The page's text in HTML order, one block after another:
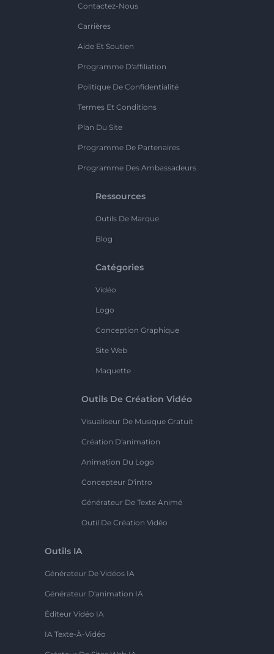
Contactez-Nous
Carrières
Aide Et Soutien
Programme D'affiliation
Politique De Confidentialité
Termes Et Conditions
Plan Du Site
Programme De Partenaires
Programme Des Ambassadeurs
Ressources
Outils De Marque
Blog
Catégories
Vidéo
Logo
Conception Graphique
Site Web
Maquette
Outils De Création Vidéo
Visualiseur De Musique Gratuit
Création D'animation
Animation Du Logo
Concepteur D'intro
Générateur De Texte Animé
Outil De Création Vidéo
Outils IA
Générateur De Vidéos IA
Générateur D'animation IA
Éditeur Vidéo IA
IA Texte-À-Vidéo